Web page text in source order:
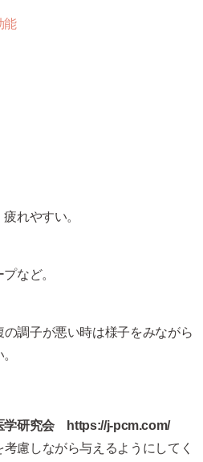
能
れやすい。
など。
調子が悪い時は様子をみながら
学研究会 https://j-pcm.com/
慮しながら与えるようにしてく